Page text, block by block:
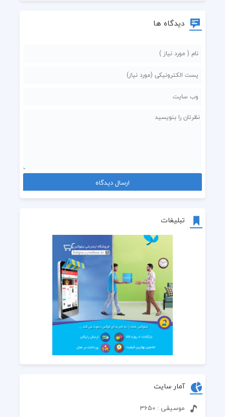
تبلیغات
آمار سایت
موسیقی : 3650
دیدگاه ها